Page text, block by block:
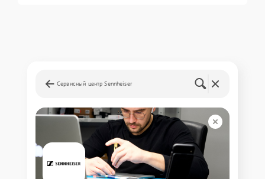
Сервисный центр Sennheiser